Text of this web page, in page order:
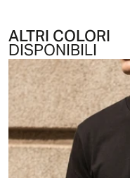
ALTRI COLORI
DISPONIBILI